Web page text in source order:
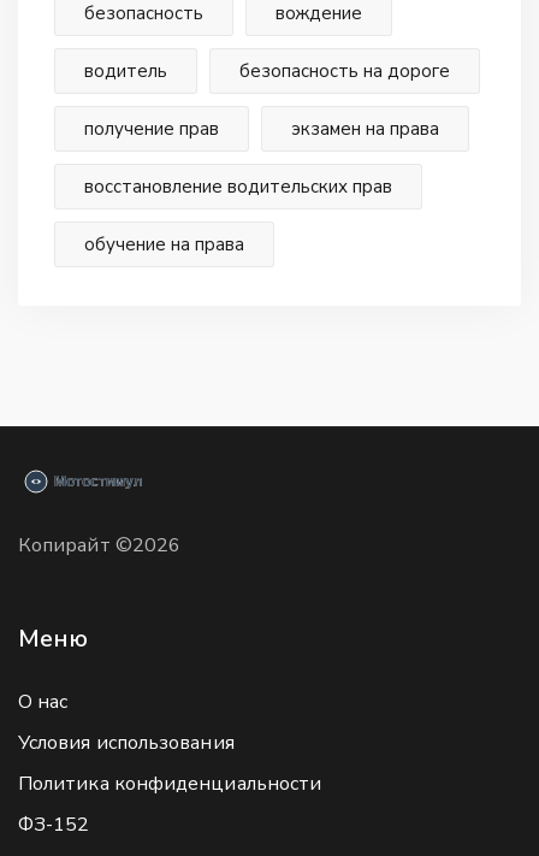
безопасность вождение
водитель безопасность на дороге
получение прав экзамен на права
восстановление водительских прав
обучение на права
Копирайт ©2026
Меню
О нас
Условия использования
Политика конфиденциальности
ФЗ-152